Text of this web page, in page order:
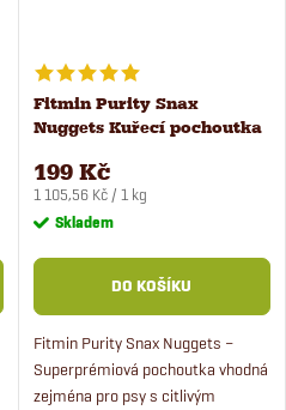
Fitmin Purity Snax
Nuggets Kuřecí pochoutka
199 Kč
Měrná
cena:
1 105,56 Kč / 1 kg
Skladem
DO KOŠÍKU
Fitmin Purity Snax Nuggets –
Superprémiová pochoutka vhodná
zejména pro psy s citlivým